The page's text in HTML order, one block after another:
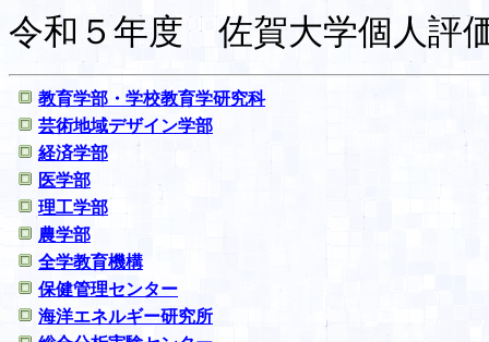
令和５年度 佐賀大学個人評
教育学部・学校教育学研究科
芸術地域デザイン学部
経済学部
医学部
理工学部
農学部
全学教育機構
保健管理センター
海洋エネルギー研究所